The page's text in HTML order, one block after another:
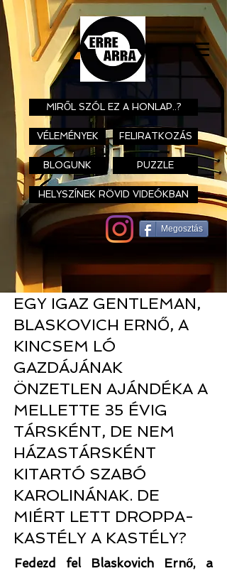
MIRŐL SZÓL EZ A HONLAP..?
VÉLEMÉNYEK FELIRATKOZÁS
BLOGUNK PUZZLE
HELYSZÍNEK RÖVID VIDEÓKBAN
Megosztás
EGY IGAZ GENTLEMAN,
BLASKOVICH ERNŐ, A
KINCSEM LÓ
GAZDÁJÁNAK
ÖNZETLEN AJÁNDÉKA A
MELLETTE 35 ÉVIG
TÁRSKÉNT, DE NEM
HÁZASTÁRSKÉNT
KITARTÓ SZABÓ
KAROLINÁNAK. DE
MIÉRT LETT DROPPA-
KASTÉLY A KASTÉLY?
Fedezd fel Blaskovich Ernő, a